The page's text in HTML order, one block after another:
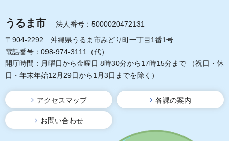
うるま市
法人番号：5000020472131
〒904-2292 沖縄県うるま市みどり町一丁目1番1号
電話番号：098-974-3111（代）
開庁時間：月曜日から金曜日 8時30分から17時15分まで
（祝日・休
日・年末年始12月29日から1月3日までを除く）
アクセスマップ 各課の案内
お問い合わせ